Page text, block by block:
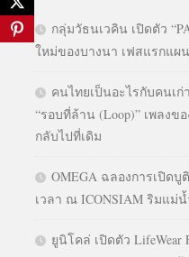
กลุ่มวัธนเวคิน เปิดตัว
ใหม่ของบางนา เฟสแรกแผ
คนไทยเป็นอะไรกับคนเก่
“รอบที่ล้าน (Loop)” เพลง
กลับไปที่เดิม
OMEGA ฉลองการเปิดบู
เวลา ณ ICONSIAM ริมแม่น้
ยูนิโคล่ เปิดตัว LifeWear